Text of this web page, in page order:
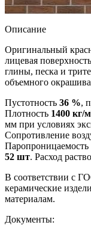
Описание
Оригинальный
лицевая
глины, песка и
объемного
Пустотность 36 %,
Плотность 1400 кг/м
мм при условиях
Сопротивление
Паропроницаемость
52 шт. Расход
В соответствии с
керамические
материалам.
Документы: